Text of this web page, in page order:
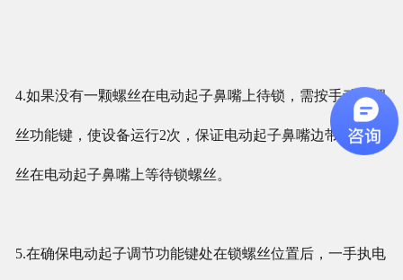
4.如果没有一颗螺丝在电动起子鼻嘴上待锁，需按手动送螺
丝功能键，使设备运行2次，保证电动起子鼻嘴边带一颗螺
丝在电动起子鼻嘴上等待锁螺丝。
5.在确保电动起子调节功能键处在锁螺丝位置后，一手执电